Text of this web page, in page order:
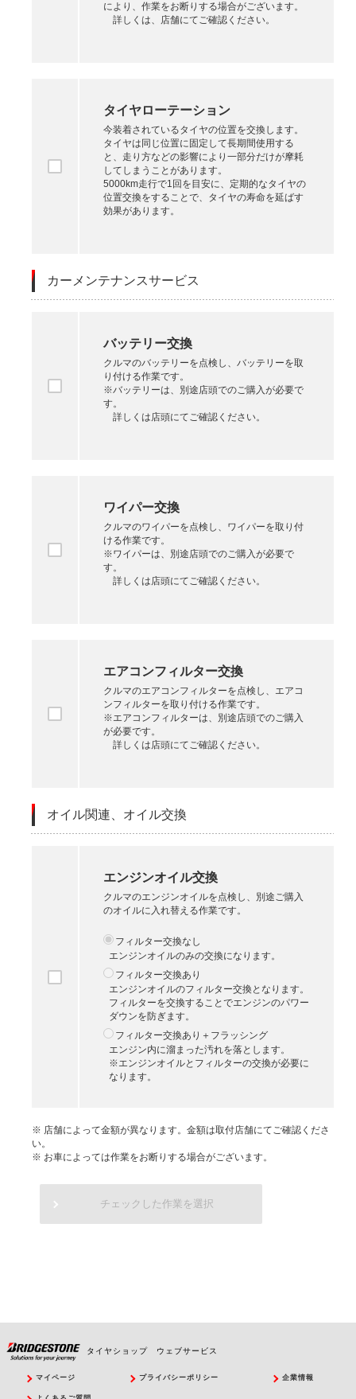
により、作業をお断りする場合がございます。
詳しくは、店舗にてご確認ください。
タイヤローテーション
今装着されているタイヤの位置を交換します。
タイヤは同じ位置に固定して長期間使用する
と、走り方などの影響により一部分だけが摩耗
してしまうことがあります。
5000km走行で1回を目安に、定期的なタイヤの
位置交換をすることで、タイヤの寿命を延ばす
効果があります。
カーメンテナンスサービス
バッテリー交換
クルマのバッテリーを点検し、バッテリーを取
り付ける作業です。
※バッテリーは、別途店頭でのご購入が必要で
す。
詳しくは店頭にてご確認ください。
ワイパー交換
クルマのワイパーを点検し、ワイパーを取り付
ける作業です。
※ワイパーは、別途店頭でのご購入が必要で
す。
詳しくは店頭にてご確認ください。
エアコンフィルター交換
クルマのエアコンフィルターを点検し、エアコ
ンフィルターを取り付ける作業です。
※エアコンフィルターは、別途店頭でのご購入
が必要です。
詳しくは店頭にてご確認ください。
オイル関連、オイル交換
エンジンオイル交換
クルマのエンジンオイルを点検し、別途ご購入
のオイルに入れ替える作業です。
フィルター交換なし
エンジンオイルのみの交換になります。
フィルター交換あり
エンジンオイルのフィルター交換となります。
フィルターを交換することでエンジンのパワー
ダウンを防ぎます。
フィルター交換あり＋フラッシング
エンジン内に溜まった汚れを落とします。
※エンジンオイルとフィルターの交換が必要に
なります。
※ 店舗によって金額が異なります。金額は取付店舗にてご確認くださ
い。
※ お車によっては作業をお断りする場合がございます。
チェックした作業を選択
タイヤショップ ウェブサービス
マイページ プライバシーポリシー 企業情報